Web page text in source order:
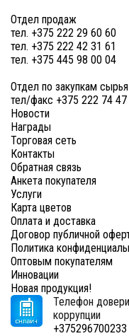
Отдел продаж
тел. +375 222 29 60 60
тел. +375 222 42 31 61
тел. +375 445 98 00 04
Отдел по закупкам
тел/факс +375 222 74 47
Новости
Награды
Торговая сеть
Контакты
Обратная связь
Анкета покупателя
Услуги
Карта цветов
Оплата и доставка
Договор публичной
Политика
Оптовым покупателям
Инновации
Новая продукция!
Телефон
коррупции
+375296700233